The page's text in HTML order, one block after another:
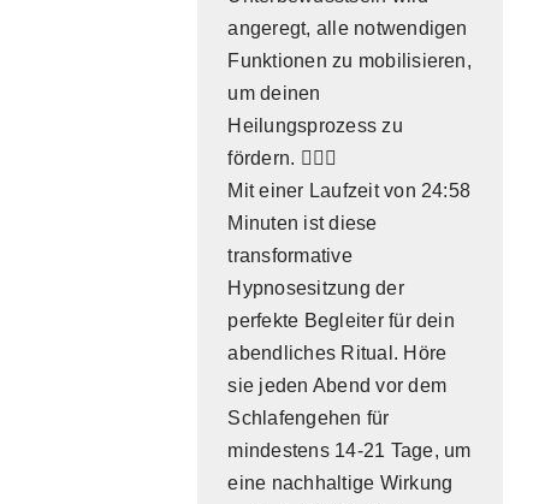
angeregt, alle notwendigen
Funktionen zu mobilisieren,
um deinen
Heilungsprozess zu
fördern. 🧘‍♂️✨
Mit einer Laufzeit von 24:58
Minuten ist diese
transformative
Hypnosesitzung der
perfekte Begleiter für dein
abendliches Ritual. Höre
sie jeden Abend vor dem
Schlafengehen für
mindestens 14-21 Tage, um
eine nachhaltige Wirkung